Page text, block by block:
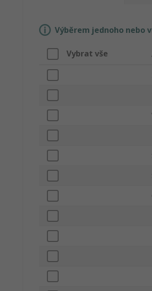
Výběrem jednoho nebo
Vybrat vše